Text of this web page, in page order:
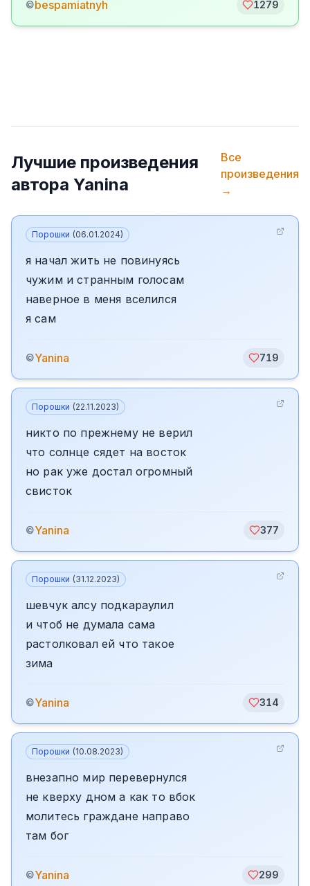
©bespamiatnyh 1279
Лучшие произведения
автора Yanina
Все
произведения
→
Порошки (06.01.2024)
я начал жить не повинуясь
чужим и странным голосам
наверное в меня вселился
я сам
©Yanina 719
Порошки (22.11.2023)
никто по прежнему не верил
что солнце сядет на восток
но рак уже достал огромный
свисток
©Yanina 377
Порошки (31.12.2023)
шевчук алсу подкараулил
и чтоб не думала сама
растолковал ей что такое
зима
©Yanina 314
Порошки (10.08.2023)
внезапно мир перевернулся
не кверху дном а как то вбок
молитесь граждане направо
там бог
©Yanina 299